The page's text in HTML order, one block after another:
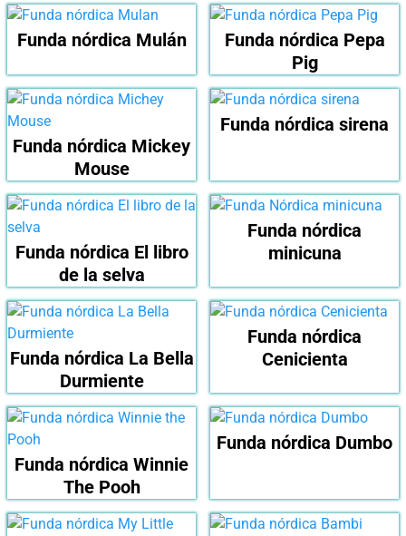
Funda nórdica Mulán
Funda nórdica Pepa
Pig
Funda nórdica Mickey
Mouse
Funda nórdica sirena
Funda nórdica El libro
de la selva
Funda nórdica
minicuna
Funda nórdica La Bella
Durmiente
Funda nórdica
Cenicienta
Funda nórdica Winnie
The Pooh
Funda nórdica Dumbo